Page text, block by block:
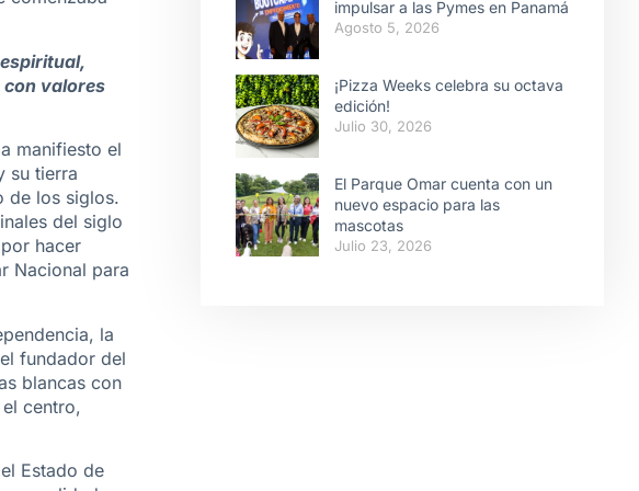
valores
manifiesto el
su tierra
de los siglos.
del siglo
hacer
Nacional para
la
fundador del
blancas con
centro,
Estado de
impulsar a las Pymes en Panamá
Agosto 5, 2026
¡Pizza Weeks celebra su octava
edición!
Julio 30, 2026
El Parque Omar cuenta con un
nuevo espacio para las
mascotas
Julio 23, 2026